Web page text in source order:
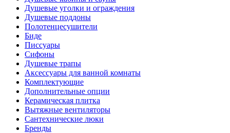
Душевые уголки и ограждения
Душевые поддоны
Полотенцесушители
Биде
Писсуары
Сифоны
Душевые трапы
Аксессуары для ванной комнаты
Комплектующие
Дополнительные опции
Керамическая плитка
Вытяжные вентиляторы
Сантехнические люки
Бренды